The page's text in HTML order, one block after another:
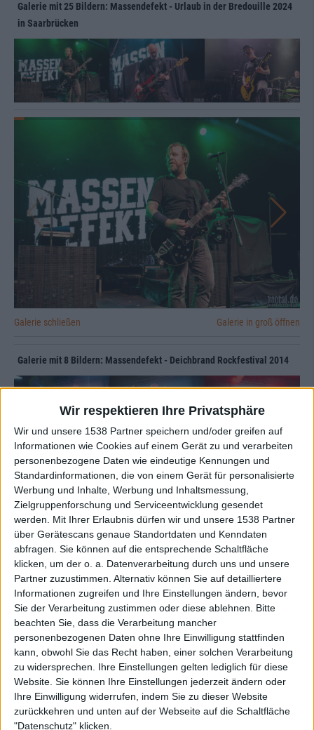
Wir respektieren Ihre Privatsphäre
Wir und unsere 1538 Partner speichern und/oder greifen auf
Informationen wie Cookies auf einem Gerät zu und verarbeiten
personenbezogene Daten wie eindeutige Kennungen und
Standardinformationen, die von einem Gerät für personalisierte
Werbung und Inhalte, Werbung und Inhaltsmessung,
Zielgruppenforschung und Serviceentwicklung gesendet
werden.
Mit Ihrer Erlaubnis dürfen wir und unsere 1538 Partner
über Gerätescans genaue Standortdaten und Kenndaten
abfragen. Sie können auf die entsprechende Schaltfläche
klicken, um der o. a. Datenverarbeitung durch uns und unsere
Partner zuzustimmen. Alternativ können Sie auf detailliertere
Informationen zugreifen und Ihre Einstellungen ändern, bevor
Sie der Verarbeitung zustimmen oder diese ablehnen.
Bitte
beachten Sie, dass die Verarbeitung mancher
personenbezogenen Daten ohne Ihre Einwilligung stattfinden
kann, obwohl Sie das Recht haben, einer solchen Verarbeitung
zu widersprechen. Ihre Einstellungen gelten lediglich für diese
Website. Sie können Ihre Einstellungen jederzeit ändern oder
Ihre Einwilligung widerrufen, indem Sie zu dieser Website
zurückkehren und unten auf der Webseite auf die Schaltfläche
"Datenschutz" klicken.
Galerie mit 25 Bildern: Massendefekt - Urlaub in der Bredouille 2024
in Saarbrücken
Galerie schließen Galerie in groß öffnen
Galerie mit 8 Bildern: Massendefekt - Deichbrand Rockfestival 2014
Zur Startseite
Interessante Alben finden
Auf der Suche nach neuer Mucke? Durchsuche unser Review-Archiv mit
aktuell
Reviews und lass Dich inspirieren!
Nach Wertung filtern▼︎
von